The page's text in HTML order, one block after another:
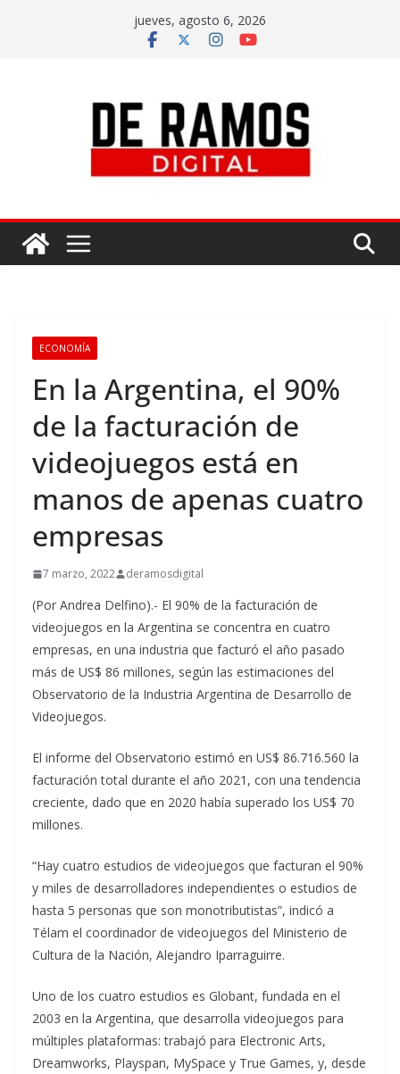
jueves, agosto 6, 2026
ECONOMÍA
En la Argentina, el 90%
de la facturación de
videojuegos está en
manos de apenas cuatro
empresas
7 marzo, 2022 deramosdigital
(Por Andrea Delfino).- El 90% de la facturación de
videojuegos en la Argentina se concentra en cuatro
empresas, en una industria que facturó el año pasado
más de US$ 86 millones, según las estimaciones del
Observatorio de la Industria Argentina de Desarrollo de
Videojuegos.
El informe del Observatorio estimó en US$ 86.716.560 la
facturación total durante el año 2021, con una tendencia
creciente, dado que en 2020 había superado los US$ 70
millones.
“Hay cuatro estudios de videojuegos que facturan el 90%
y miles de desarrolladores independientes o estudios de
hasta 5 personas que son monotributistas”, indicó a
Télam el coordinador de videojuegos del Ministerio de
Cultura de la Nación, Alejandro Iparraguirre.
Uno de los cuatro estudios es Globant, fundada en el
2003 en la Argentina, que desarrolla videojuegos para
múltiples plataformas: trabajó para Electronic Arts,
Dreamworks, Playspan, MySpace y True Games, y, desde